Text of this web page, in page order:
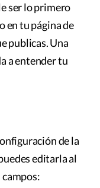
ser lo primero
en tu página de
publicas. Una
a entender tu
de la
editarla al